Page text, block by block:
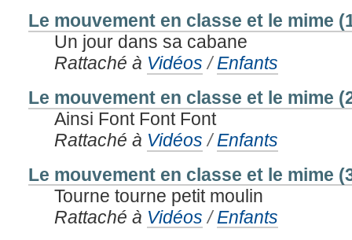
Le mouvement en classe et le mime
Un jour dans sa cabane
Rattaché à Vidéos /Enfants
Le mouvement en classe et le mime
Ainsi Font Font Font
Rattaché à Vidéos /Enfants
Le mouvement en classe et le mime
Tourne tourne petit moulin
Rattaché à Vidéos /Enfants